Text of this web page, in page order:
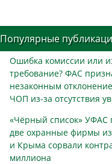
Популярные
Ошибка комиссии или
требование? ФАС
незаконным
ЧОП из-за отсутствия
«Чёрный список» УФАС
две охранные фирмы
и Крыма сорвали
миллиона